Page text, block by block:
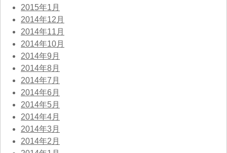
2015年1月
2014年12月
2014年11月
2014年10月
2014年9月
2014年8月
2014年7月
2014年6月
2014年5月
2014年4月
2014年3月
2014年2月